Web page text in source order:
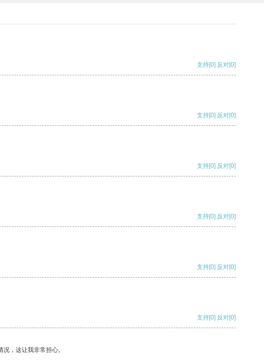
支持[0] 反对[0]
支持[0] 反对[0]
支持[0] 反对[0]
支持[0] 反对[0]
支持[0] 反对[0]
支持[0] 反对[0]
，这让我非常担心。